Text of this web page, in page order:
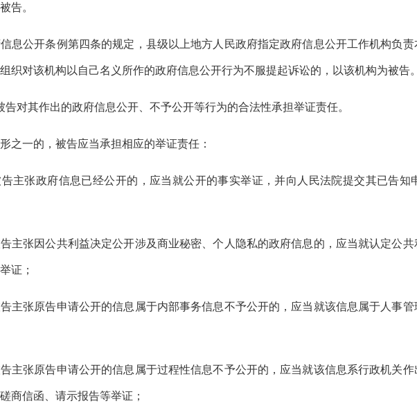
告。
公开条例第四条的规定，县级以上地方人民政府指定政府信息公开工作机构负责
织对该机构以自己名义所作的政府信息公开行为不服提起诉讼的，以该机构为被告。
告对其作出的政府信息公开、不予公开等行为的合法性承担举证责任。
一的，被告应当承担相应的举证责任：
张政府信息已经公开的，应当就公开的事实举证，并向人民法院提交其已告知
张因公共利益决定公开涉及商业秘密、个人隐私的政府信息的，应当就认定公共
证；
张原告申请公开的信息属于内部事务信息不予公开的，应当就该信息属于人事管
张原告申请公开的信息属于过程性信息不予公开的，应当就该信息系行政机关作
商信函、请示报告等举证；